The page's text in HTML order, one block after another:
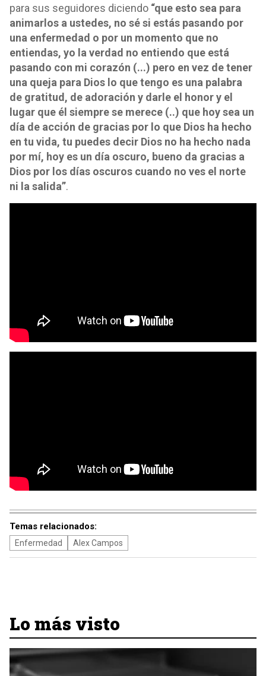
para sus seguidores diciendo “que esto sea para
animarlos a ustedes, no sé si estás pasando por
una enfermedad o por un momento que no
entiendas, yo la verdad no entiendo que está
pasando con mi corazón (...) pero en vez de tener
una queja para Dios lo que tengo es una palabra
de gratitud, de adoración y darle el honor y el
lugar que él siempre se merece (..) que hoy sea un
día de acción de gracias por lo que Dios ha hecho
en tu vida, tu puedes decir Dios no ha hecho nada
por mí, hoy es un día oscuro, bueno da gracias a
Dios por los días oscuros cuando no ves el norte
ni la salida”.
Temas relacionados:
Enfermedad Alex Campos
Lo más visto